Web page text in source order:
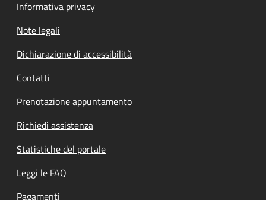
Informativa privacy
Note legali
Dichiarazione di accessibilità
Contatti
Prenotazione appuntamento
Richiedi assistenza
Statistiche del portale
Leggi le FAQ
Pagamenti